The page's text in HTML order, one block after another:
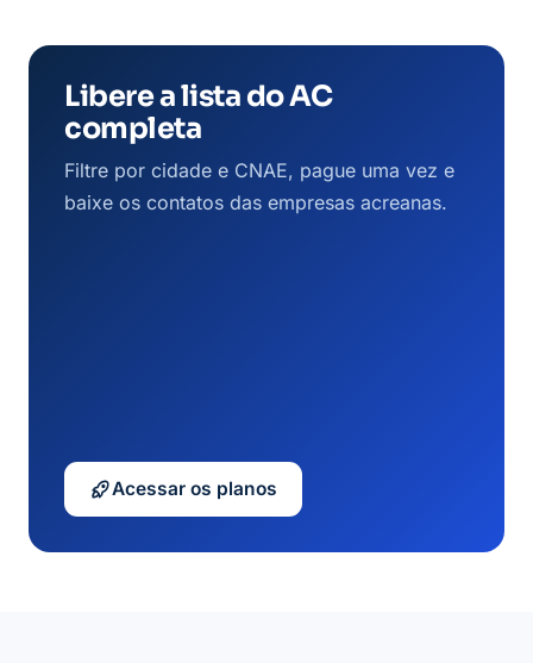
Libere a lista do AC
completa
Filtre por cidade e CNAE, pague uma vez e
baixe os contatos das empresas acreanas.
Acessar os planos